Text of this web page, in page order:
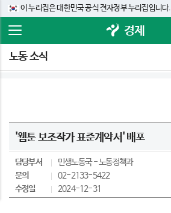
이 누리집은 대한민국 공식 전자정부 누리집입니다.
경제
노동 소식
'웹툰 보조작가 표준계약서' 배포
담당부서 민생노동국
노동정책과
문의
02-2133-5422
수정일
2024-12-31